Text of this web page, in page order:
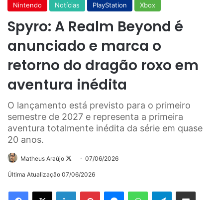
Nintendo Notícias PlayStation Xbox
Spyro: A Realm Beyond é
anunciado e marca o
retorno do dragão roxo em
aventura inédita
O lançamento está previsto para o primeiro
semestre de 2027 e representa a primeira
aventura totalmente inédita da série em quase
20 anos.
Matheus Araújo
Follow07/06/2026
Última Atualização 07/06/2026
LinkedinPinterestMessengerWhatsAppTelegramCompartilhar via e-mail